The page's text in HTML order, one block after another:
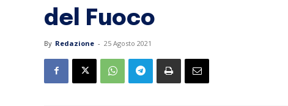
del Fuoco
By Redazione - 25 Agosto 2021